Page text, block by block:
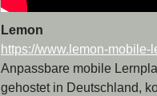
Lemon
https://www.lemon-
Anpassbare mobile
gehostet in Deutschland,